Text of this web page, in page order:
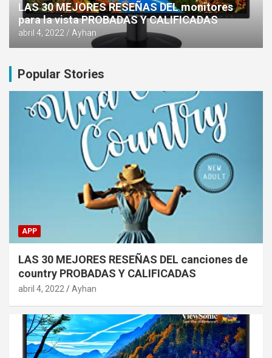
LAS 30 MEJORES RESEÑAS DEL monitores
para la vista PROBADAS Y CALIFICADAS
abril 4, 2022 Ayhan
Popular Stories
APP
LAS 30 MEJORES RESEÑAS DEL canciones de
country PROBADAS Y CALIFICADAS
abril 4, 2022 Ayhan